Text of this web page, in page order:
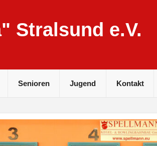
Stralsund e.V.
Senioren Jugend Kontakt